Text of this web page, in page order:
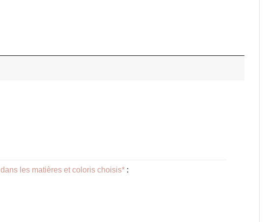
dans les matières et coloris choisis*: